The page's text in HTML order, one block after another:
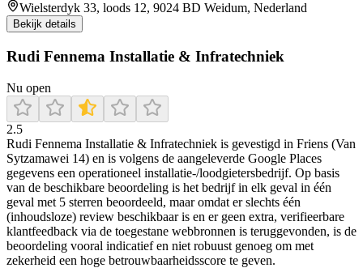
Wielsterdyk 33, loods 12, 9024 BD Weidum, Nederland
Bekijk details
Rudi Fennema Installatie & Infratechniek
Nu open
2.5
Rudi Fennema Installatie & Infratechniek is gevestigd in Friens (Van
Sytzamawei 14) en is volgens de aangeleverde Google Places
gegevens een operationeel installatie-/loodgietersbedrijf. Op basis
van de beschikbare beoordeling is het bedrijf in elk geval in één
geval met 5 sterren beoordeeld, maar omdat er slechts één
(inhoudsloze) review beschikbaar is en er geen extra, verifieerbare
klantfeedback via de toegestane webbronnen is teruggevonden, is de
beoordeling vooral indicatief en niet robuust genoeg om met
zekerheid een hoge betrouwbaarheidsscore te geven.